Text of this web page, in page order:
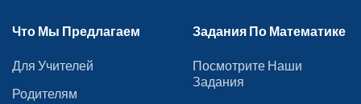
Что Мы Предлагаем
Для Учителей
Родителям
Задания По Математике
Посмотрите Наши
Задания